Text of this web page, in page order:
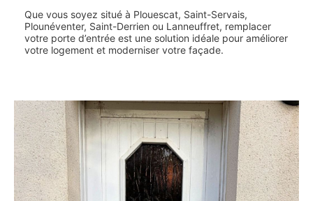
Que vous soyez situé à Plouescat, Saint-Servais,
Plounéventer, Saint-Derrien ou Lanneuffret, remplacer
votre porte d’entrée est une solution idéale pour améliorer
votre logement et moderniser votre façade.